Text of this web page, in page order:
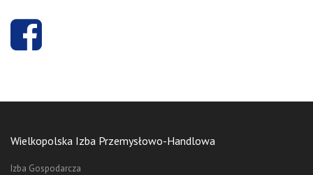
Wielkopolska Izba Przemysłowo-Handlowa
Izba Gospodarcza